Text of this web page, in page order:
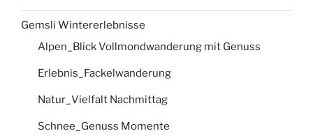
Gemsli Wintererlebnisse
Alpen_Blick Vollmondwanderung mit Genuss
Erlebnis_Fackelwanderung
Natur_Vielfalt Nachmittag
Schnee_Genuss Momente